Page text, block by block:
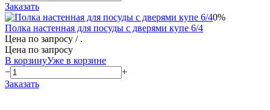
Заказать
0%
Полка настенная для посуды с дверями купе 6/4
Цена по запросу / .
Цена по запросу
В корзинуУже в корзине
−
+
Заказать